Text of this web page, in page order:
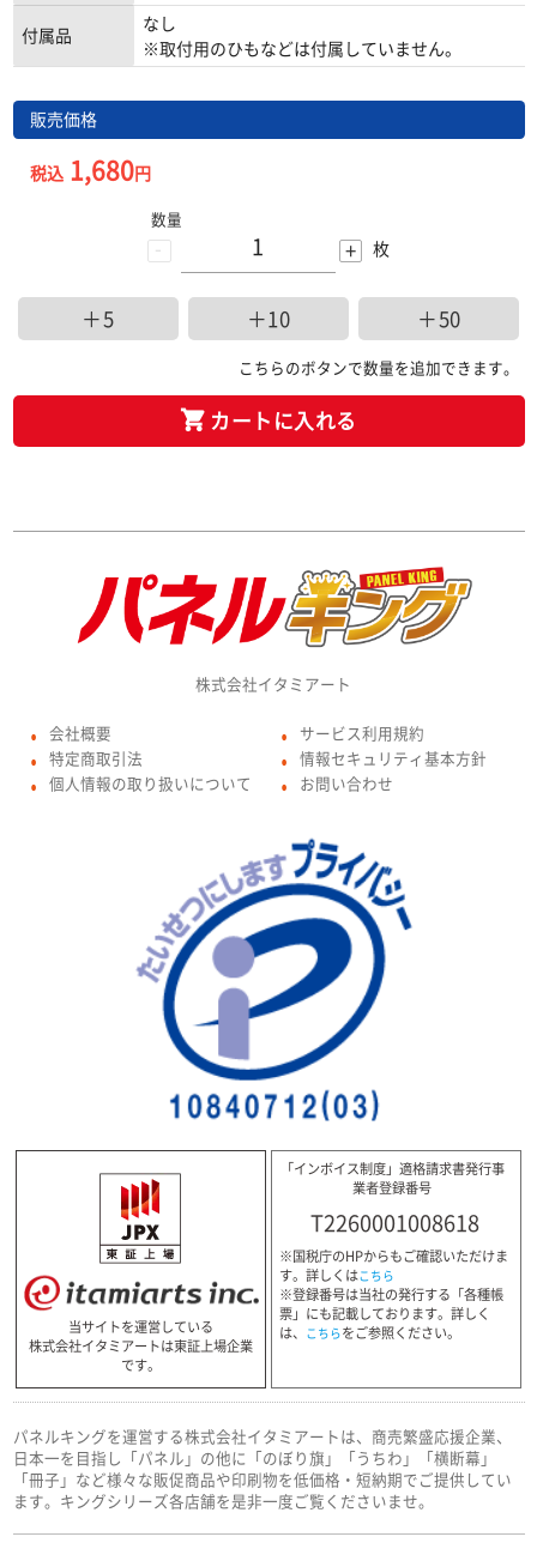
付属品
なし
※取付用のひもなどは付属していません。
販売価格
税込1,680円
-
数量
+ 枚
＋5 ＋10 ＋50
こちらのボタンで数量を追加できます。
カートに入れる
株式会社イタミアート
● 会社概要
● 特定商取引法
● 個人情報の取り扱いについて
● サービス利用規約
● 情報セキュリティ基本方針
● お問い合わせ
当サイトを運営している
株式会社イタミアートは東証上場企業
です。
「インボイス制度」適格請求書発行事
業者登録番号
T2260001008618
※国税庁のHPからもご確認いただけま
す。詳しくはこちら
※登録番号は当社の発行する「各種帳
票」にも記載しております。詳しく
は、 こちらをご参照ください。
パネルキングを運営する株式会社イタミアートは、商売繁盛応援企業、
日本一を目指し「パネル」の他に「のぼり旗」「うちわ」「横断幕」
「冊子」など様々な販促商品や印刷物を低価格・短納期でご提供してい
ます。キングシリーズ各店舗を是非一度ご覧くださいませ。